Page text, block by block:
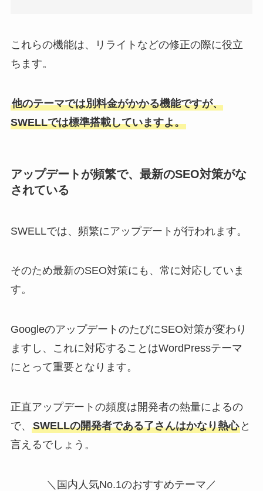
これらの機能は、リライトなどの修正の際に役立
ちます。
他のテーマでは別料金がかかる機能ですが、
SWELLでは標準搭載していますよ。
アップデートが頻繁で、最新のSEO対策がな
されている
SWELLでは、頻繁にアップデートが行われます。
そのため最新のSEO対策にも、常に対応していま
す。
GoogleのアップデートのたびにSEO対策が変わり
ますし、これに対応することはWordPressテーマ
にとって重要となります。
正直アップデートの頻度は開発者の熱量によるの
で、 SWELLの開発者である了さんはかなり熱心と
言えるでしょう。
＼国内人気No.1のおすすめテーマ／